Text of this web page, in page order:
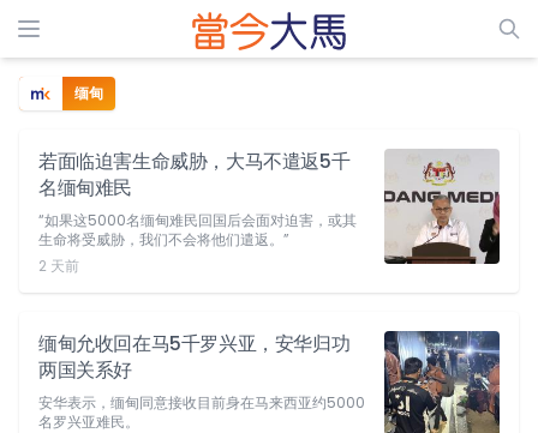
缅甸
若面临迫害生命威胁，大马不遣返5千
名缅甸难民
“如果这5000名缅甸难民回国后会面对迫害，或其
生命将受威胁，我们不会将他们遣返。”
2 天前
缅甸允收回在马5千罗兴亚，安华归功
两国关系好
安华表示，缅甸同意接收目前身在马来西亚约5000
名罗兴亚难民。